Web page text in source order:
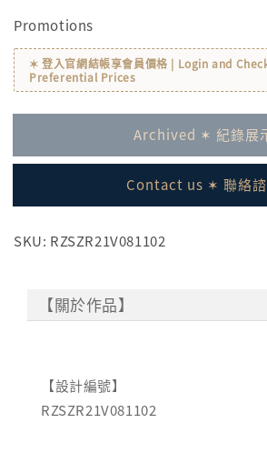
Promotions
✶ 登入官網結帳享會員價格 | Login and
Preferential Prices
Archived ✶ 紀錄展
Contact us ✶ 聯絡
SKU: RZSZR21V081102
【關於作品】
【設計編號】
RZSZR21V081102